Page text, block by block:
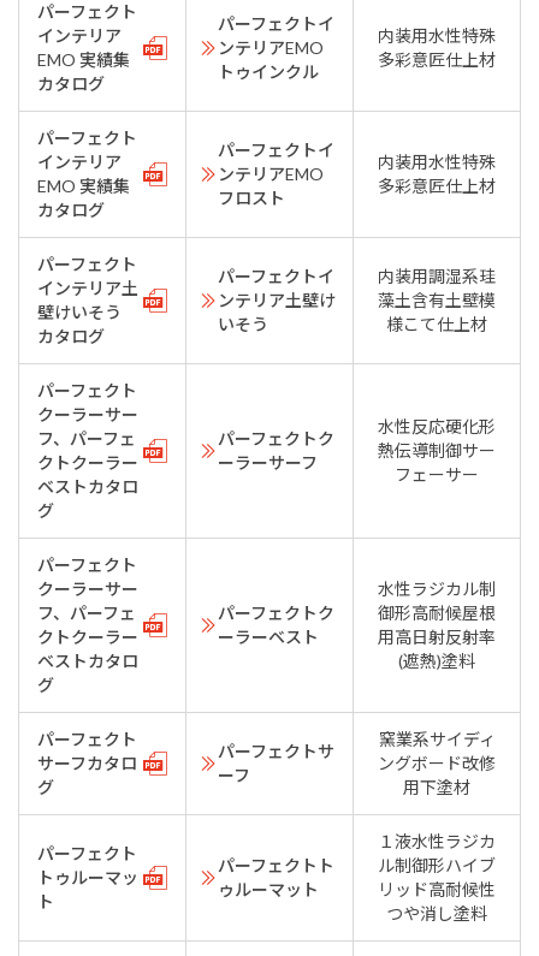
パーフェクト
インテリア
EMO 実績集
カタログ
パーフェクトイ
ンテリアEMO
トゥインクル
内装用水性特殊
多彩意匠仕上材
パーフェクト
インテリア
EMO 実績集
カタログ
パーフェクトイ
ンテリアEMO
フロスト
内装用水性特殊
多彩意匠仕上材
パーフェクト
インテリア土
壁けいそう
カタログ
パーフェクトイ
ンテリア土壁け
いそう
内装用調湿系珪
藻土含有土壁模
様こて仕上材
パーフェクト
クーラーサー
フ、パーフェ
クトクーラー
ベストカタロ
グ
パーフェクトク
ーラーサーフ
水性反応硬化形
熱伝導制御サー
フェーサー
パーフェクト
クーラーサー
フ、パーフェ
クトクーラー
ベストカタロ
グ
パーフェクトク
ーラーベスト
水性ラジカル制
御形高耐候屋根
用高日射反射率
(遮熱)塗料
パーフェクト
サーフカタロ
グ
パーフェクトサ
ーフ
窯業系サイディ
ングボード改修
用下塗材
パーフェクト
トゥルーマッ
ト
パーフェクトト
ゥルーマット
１液水性ラジカ
ル制御形ハイブ
リッド高耐候性
つや消し塗料